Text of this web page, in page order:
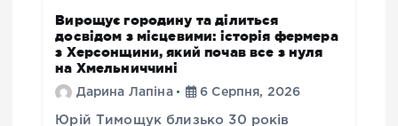
Вирощує городину та ділиться
досвідом з місцевими: історія фермера
з Херсонщини, який почав все з нуля
на Хмельниччині
Дарина Лапіна 6 Серпня, 2026
Юрій Тимощук близько 30 років